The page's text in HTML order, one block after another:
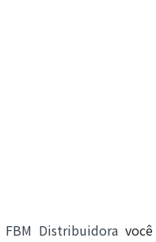
FBM Distribuidoravocê